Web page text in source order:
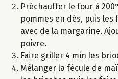
Préchauffer le four à
pommes en dés, puis
avec de la margarine.
poivre.
Faire griller 4 min les
Mélanger la fécule de